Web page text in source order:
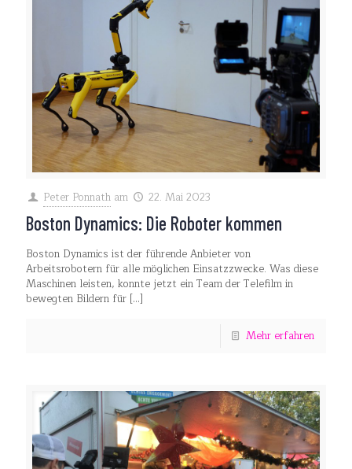
Peter Ponnath am 22. Mai 2023
Boston Dynamics: Die Roboter kommen
Boston Dynamics ist der führende Anbieter von
Arbeitsrobotern für alle möglichen Einsatzzwecke. Was diese
Maschinen leisten, konnte jetzt ein Team der Telefilm in
bewegten Bildern für […]
Mehr erfahren